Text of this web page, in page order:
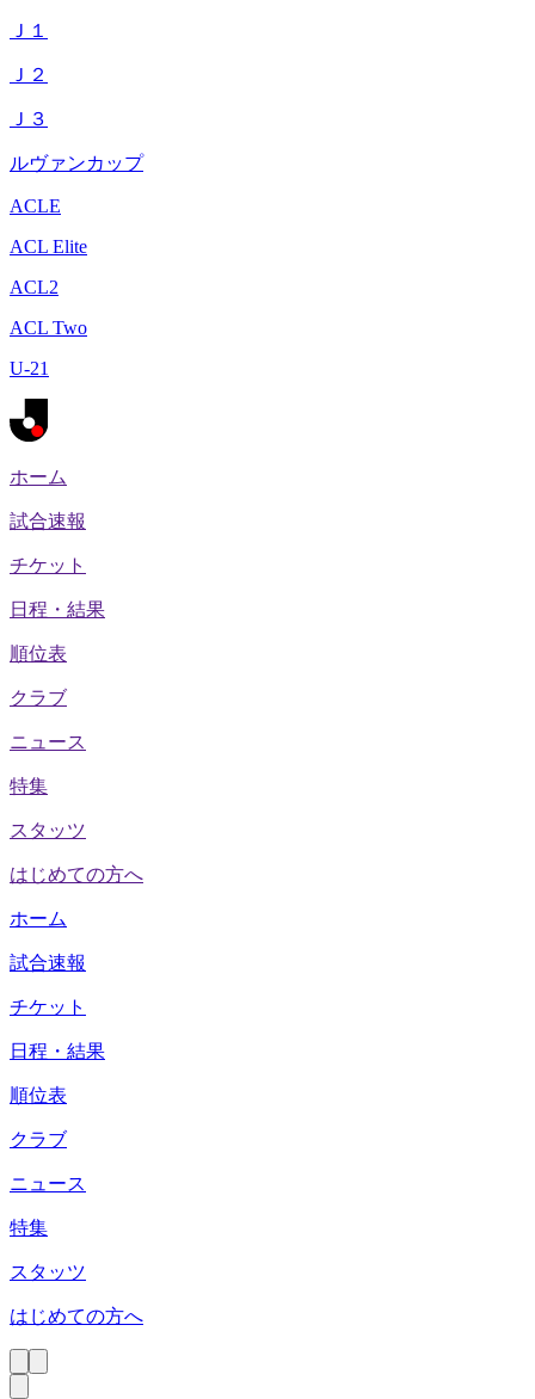
Ｊ１
Ｊ２
Ｊ３
ルヴァンカップ
ACLE
ACL Elite
ACL2
ACL Two
U-21
ホーム
試合速報
チケット
日程・結果
順位表
クラブ
ニュース
特集
スタッツ
はじめての方へ
ホーム
試合速報
チケット
日程・結果
順位表
クラブ
ニュース
特集
スタッツ
はじめての方へ